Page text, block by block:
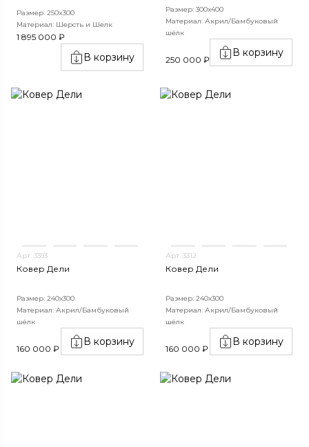
Размер: 250x300
Материал: Шерсть и Шелк
1 895 000 ₽
В корзину
Размер: 300х400
Материал: Акрил/Бамбуковый
шёлк
250 000 ₽
В корзину
Арт. 3393
Ковер Дели
Размер: 240х300
Материал: Акрил/Бамбуковый
шёлк
160 000 ₽
В корзину
Арт. 3312
Ковер Дели
Размер: 240х300
Материал: Акрил/Бамбуковый
шёлк
160 000 ₽
В корзину